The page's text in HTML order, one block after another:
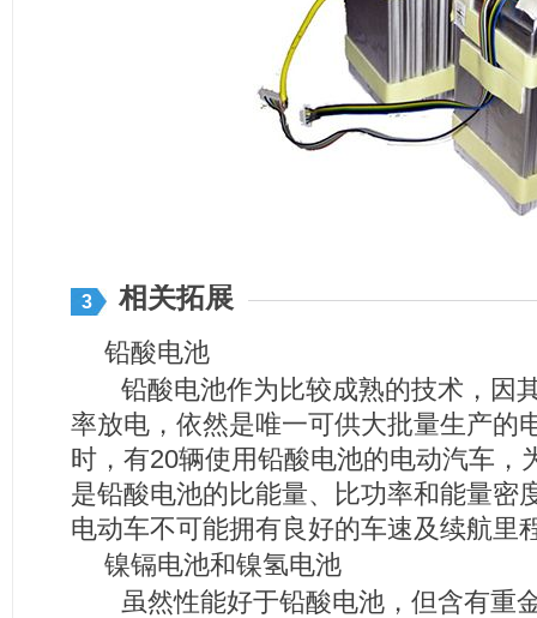
3 相关拓展
铅酸电池
铅酸电池作为比较成熟的技术，因
率放电，依然是唯一可供大批量生产的
时，有20辆使用铅酸电池的电动汽车，
是铅酸电池的比能量、比功率和能量密
电动车不可能拥有良好的车速及续航里
镍镉电池和镍氢电池
虽然性能好于铅酸电池，但含有重